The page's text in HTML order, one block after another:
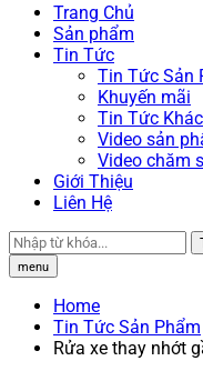
Trang Chủ
Sản phẩm
Tin Tức
Tin Tức Sản
Khuyến mãi
Tin Tức Khác
Video sản
Video chăm
Giới Thiệu
Liên Hệ
menu
Home
Tin Tức Sản Phẩm
Rửa xe thay nhớt